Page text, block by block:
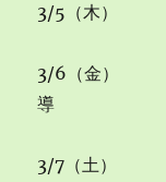
3/5（木）
3/6（金） 17
導
3/7（土） 18